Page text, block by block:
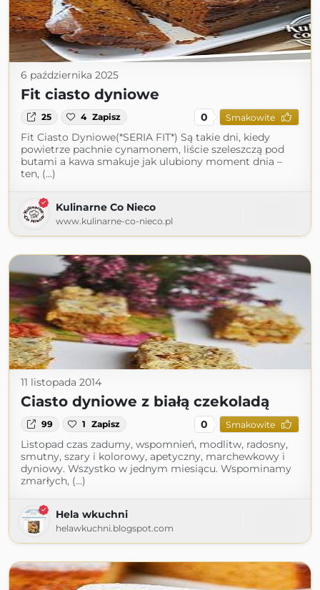
6 października 2025
Fit ciasto dyniowe
25 4 Zapisz 0 Smakowite
Fit Ciasto Dyniowe(*SERIA FIT*) Są takie dni, kiedy
powietrze pachnie cynamonem, liście szeleszczą pod
butami a kawa smakuje jak ulubiony moment dnia –
ten, (...)
Kulinarne Co Nieco
www.kulinarne-co-nieco.pl
11 listopada 2014
Ciasto dyniowe z białą czekoladą
99 1 Zapisz 0 Smakowite
Listopad czas zadumy, wspomnień, modlitw, radosny,
smutny, szary i kolorowy, apetyczny, marchewkowy i
dyniowy. Wszystko w jednym miesiącu. Wspominamy
zmarłych, (...)
Hela wkuchni
helawkuchni.blogspot.com